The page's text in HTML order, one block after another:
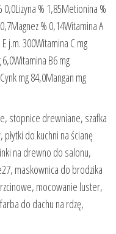
0,0Lizyna % 1,85Metionina %
% 0,14Witamina A
j.m. 300Witamina C mg
B6 mg
mg 84,0Mangan mg
stopnice drewniane, szafka
do kuchni na ścianę
na drewno do salonu,
maskownica do brodzika
mocowanie luster,
do dachu na rdzę,